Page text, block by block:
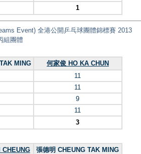
1
Event) 全港公開乒乓球團體錦標賽 2013
組團體
MING
何家俊 HO KA CHUN
11
11
9
11
3
張德明 CHEUNG TAK MING